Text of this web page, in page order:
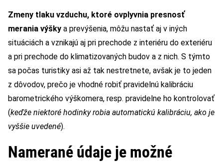
Zmeny tlaku vzduchu, ktoré ovplyvnia presnosť
merania výšky a prevýšenia, môžu nastať aj v iných
situáciách a vznikajú aj pri prechode z interiéru do exteriéru
a pri prechode do klimatizovaných budov a z nich. S týmto
sa počas turistiky asi až tak nestretnete, avšak je to jeden
z dôvodov, prečo je vhodné robiť pravidelnú kalibráciu
barometrického výškomera, resp. pravidelne ho kontrolovať
(keďže niektoré hodinky robia automatickú kalibráciu, ako je
vyššie uvedené).
Namerané údaje je možné